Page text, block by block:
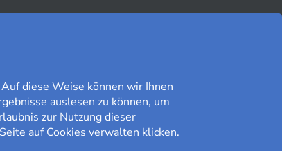
Kundomdöme på Prisjakt
diese Weise können wir Ihnen
auslesen zu können, um
zur Nutzung dieser
auf Cookies verwalten klicken.